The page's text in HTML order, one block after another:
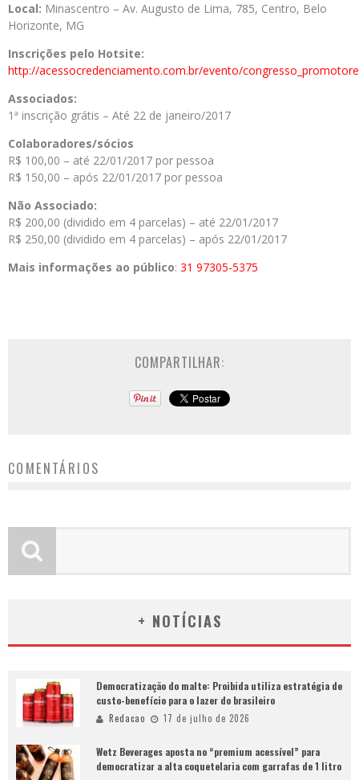
Local: Minascentro – Av. Augusto de Lima, 785, Centro, Belo
Horizonte, MG
Inscrições pelo Hotsite:
http://acessocredenciamento.com.br/evento/
Associados:
1ª inscrição grátis – Até 22 de janeiro/2017
Colaboradores/sócios
R$ 100,00 – até 22/01/2017 por pessoa
R$ 150,00 – após 22/01/2017 por pessoa
Não Associado:
R$ 200,00 (dividido em 4 parcelas) – até 22/01/2017
R$ 250,00 (dividido em 4 parcelas) – após 22/01/2017
Mais informações ao público: 31 97305-5375
COMPARTILHAR:
COMENTÁRIOS
+ NOTÍCIAS
Democratização do malte: Proibida utiliza estratégia de
custo-benefício para o lazer do brasileiro
Redacao 17 de julho de 2026
Wetz Beverages aposta no “premium acessível” para
democratizar a alta coquetelaria com garrafas de 1 litro